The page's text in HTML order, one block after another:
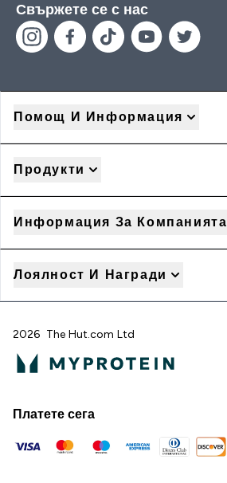
Свържете се с нас
Помощ И Информация
Продукти
Информация За Компанията
Лоялност И Награди
2026 The Hut.com Ltd
Платете сега